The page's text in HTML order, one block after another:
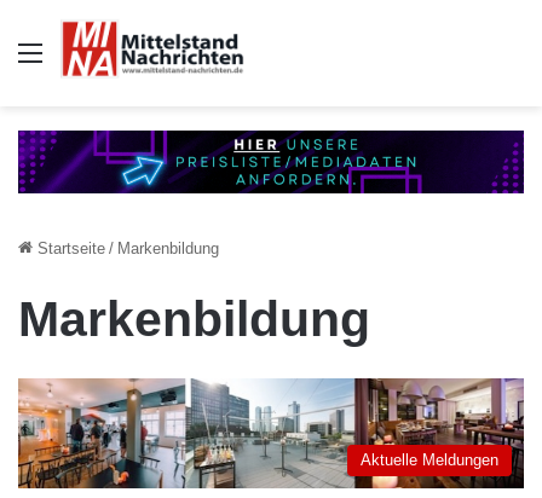
Auswahl
Startseite / Markenbildung
Markenbildung
Aktuelle Meldungen